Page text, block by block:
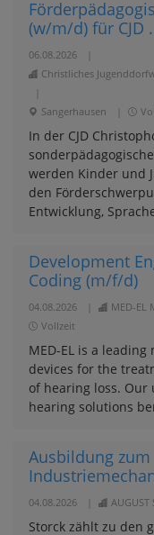
(w/m/d) für CJD
06.08.2026
Christliches
Sangerhausen
In der CJD
werden Kinder und
den
Entwicklung,
Development
Coding (m/f/d)
04.08.2026 MED-EL
Vollzeit
MED-EL is a
devices for the
of hearing loss.
hearing solutions
Ausbildung zum
04.08.2026 AUGUST
Storck zählt zu den